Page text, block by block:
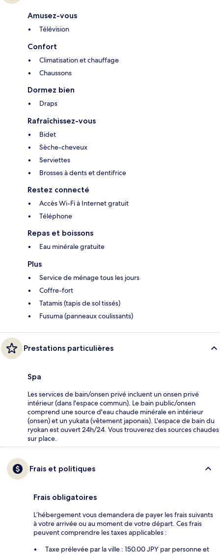
Amusez-vous
Télévision
Confort
Climatisation et chauffage
Chaussons
Dormez bien
Draps
Rafraîchissez-vous
Bidet
Sèche-cheveux
Serviettes
Brosses à dents et dentifrice
Restez connecté
Accès Wi-Fi à Internet gratuit
Téléphone
Repas et boissons
Eau minérale gratuite
Plus
Service de ménage tous les jours
Coffre-fort
Tatamis (tapis de sol tissés)
Fusuma (panneaux coulissants)
Prestations particulières
Spa
Les services de bain/onsen privé incluent un onsen privé
intérieur (dans l'espace commun). Le bain public/onsen
comprend une source d'eau chaude minérale en intérieur
(onsen) et un yukata (vêtement japonais). L'espace de bain du
ryokan est ouvert 24h/24. Vous trouverez des sources chaudes
sur place.
Frais et politiques
Frais obligatoires
L’hébergement vous demandera de payer les frais suivants
à votre arrivée ou au moment de votre départ. Ces frais
peuvent comprendre les taxes applicables :
Taxe prélevée par la ville : 150.00 JPY par personne et